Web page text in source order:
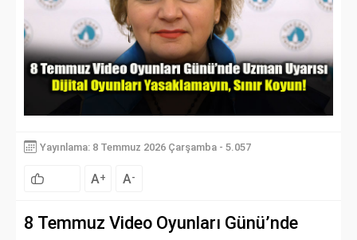
Yayınlama: 8 Temmuz 2026 Çarşamba - 5.057
A+ A-
8 Temmuz Video Oyunları Günü’nde